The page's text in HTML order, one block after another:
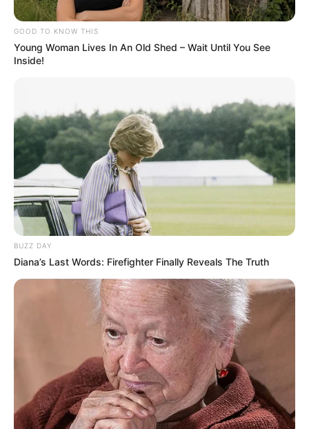
Campeonato de Base em
Paraguaçu Paulista: Quarta
rodada traz chuva de gols e
disputas emocionantes
Jovens talentos brilham em campo com partidas
eletrizantes no último sábado
GOOD TO KNOW THIS
Young Woman Lives In An Old Shed – Wait Until You See
Inside!
BUZZ DAY
Diana’s Last Words: Firefighter Finally Reveals The Truth